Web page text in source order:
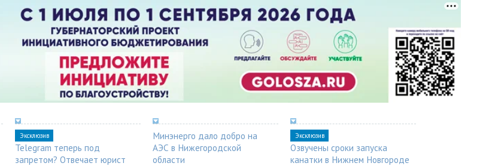
Эксклюзив
Telegram теперь под
запретом? Отвечает юрист
Минэнерго дало добро на
АЭС в Нижегородской
области
Эксклюзив
Озвучены сроки запуска
канатки в Нижнем Новгороде